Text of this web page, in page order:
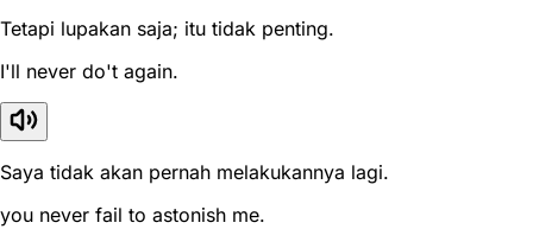
Tetapi lupakan saja; itu tidak penting.
I'll never do't again.
Saya tidak akan pernah melakukannya lagi.
you never fail to astonish me.